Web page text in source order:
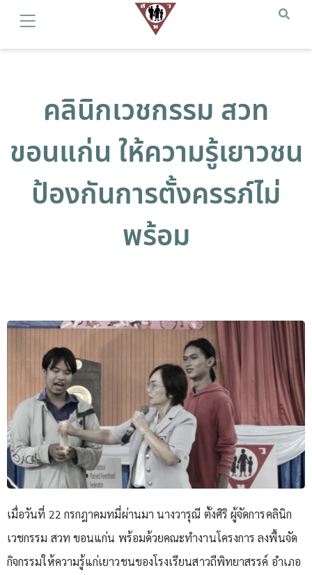
คลินิกเวชกรรม สวท
ขอนแก่น ให้ความรู้เยาวชน
ป้องกันการตั้งครรภ์ไม่
พร้อม
เมื่อวันที่ 22 กรกฎาคมทมี่ผ่านมา นางวารุณี ตั้งศิริ ผู้จัดการคลินิก
เวชกรรม สวท ขอนแก่น พร้อมด้วยคณะทำงานโครงการ ลงพื้นจัด
กิจกรรมให้ความรู้แก่เยาวชนของโรงเรียนสาวถีพิทยาสรรค์ อำเภอ